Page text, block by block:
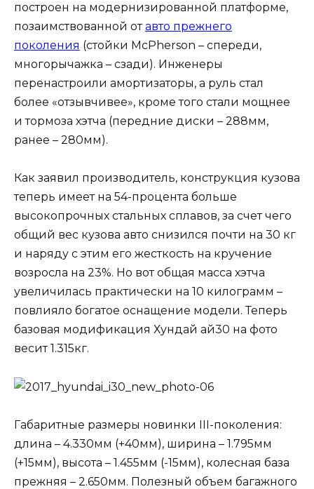
построен на модернизированной платформе,
позаимствованной отавто прежнего
поколения (стойки McPherson – спереди,
многорычажка – сзади). Инженеры
перенастроили амортизаторы, а руль стал
более «отзывчивее», кроме того стали мощнее
и тормоза хэтча (передние диски – 288мм,
ранее – 280мм).
Как заявил производитель, конструкция кузова
теперь имеет на 54-процента больше
высокопрочных стальных сплавов, за счет чего
общий вес кузова авто снизился почти на 30 кг
и наряду с этим его жесткость на кручение
возросла на 23%. Но вот общая масса хэтча
увеличилась практически на 10 килограмм –
повлияло богатое оснащение модели. Теперь
базовая модификация Хундай ай30 на фото
весит 1.315кг.
Габаритные размеры новинки III-поколения:
длина – 4.330мм (+40мм), ширина – 1.795мм
(+15мм), высота – 1.455мм (-15мм), колесная база
прежняя – 2.650мм. Полезный объем багажного